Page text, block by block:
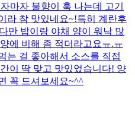
마자 불향이 훅 나는데 고기
라 참 맛있네요~!특히 계란후
만 밥이랑 야채 양이 워낙 많
에 비해 좀 적더라고요ㅠ.ㅠ
는 걸 좋아해서 소스를 직접
이 딱 맞고 맛있었습니다! 양
꼭 드셔보세요~^^